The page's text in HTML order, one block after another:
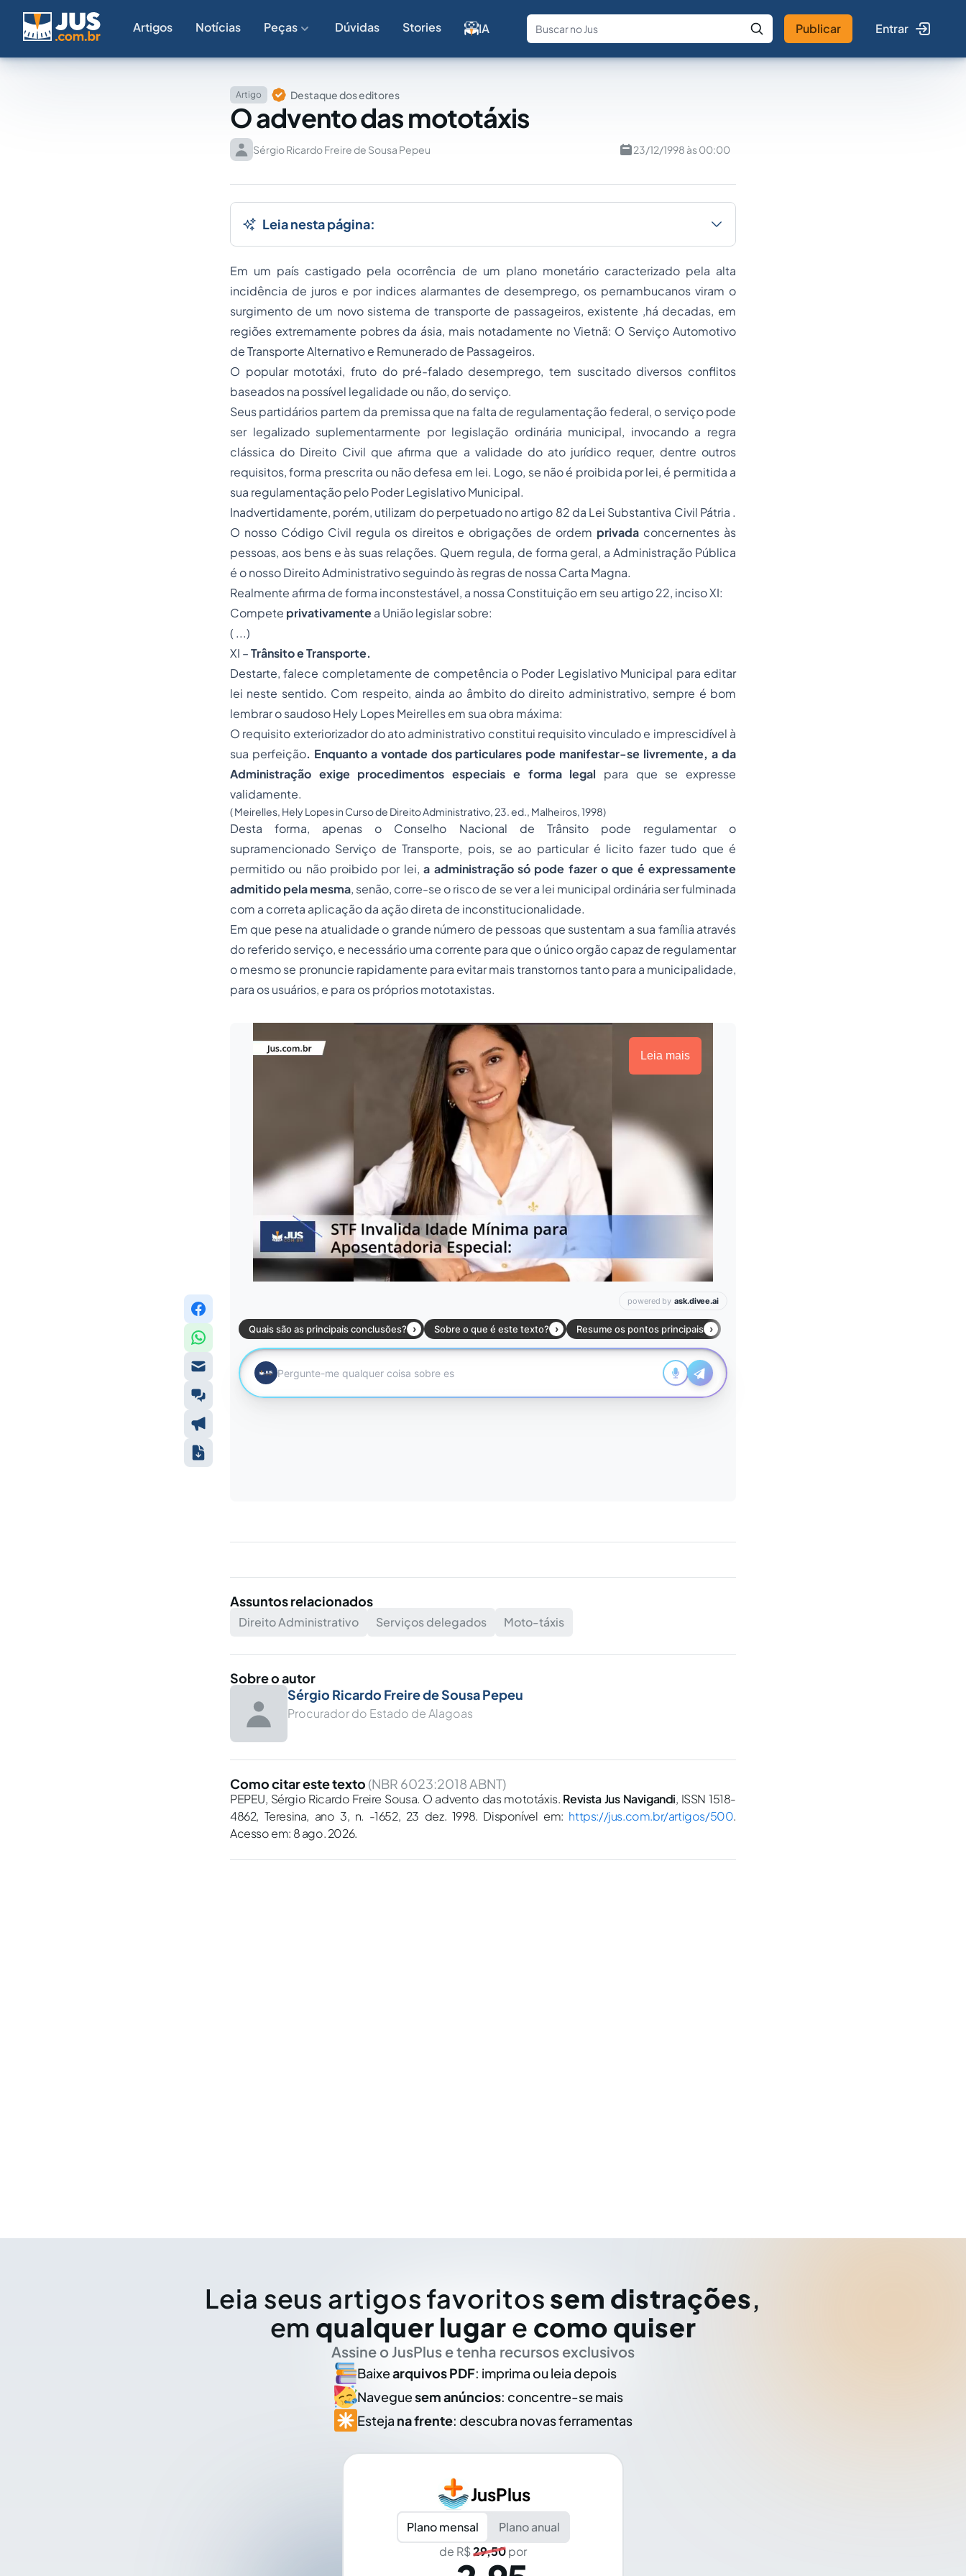
Artigos Notícias Peças Dúvidas Stories IA
Fale com a IA Buscar no Jus
Publicar Entrar
Artigo Destaque dos editores
O advento das mototáxis
Sérgio Ricardo Freire de Sousa Pepeu 23/12/1998 às 00:00
Leia nesta página:
Em um país castigado pela ocorrência de um plano monetário caracterizado pela alta
incidência de juros e por indices alarmantes de desemprego, os pernambucanos viram o
surgimento de um novosistema de transporte de passageiros, existente ,há decadas, em
regiões extremamente pobres da ásia, mais notadamente no Vietnã: O Serviço Automotivo
de Transporte Alternativo e Remunerado de Passageiros.
O popular mototáxi, fruto do pré-falado desemprego, tem suscitado diversos conflitos
baseados na possível legalidade ou não, do serviço.
Seus partidários partem da premissa que na falta de regulamentação federal, o serviço pode
ser legalizado suplementarmente por legislação ordinária municipal, invocando a regra
clássica do Direito Civil que afirma que a validade do ato jurídico requer, dentre outros
requisitos, forma prescrita ou não defesa em lei. Logo, se não é proibida por lei, é permitida a
sua regulamentação pelo Poder Legislativo Municipal.
Inadvertidamente, porém, utilizam do perpetuado no artigo 82 da Lei Substantiva Civil Pátria .
O nosso Código Civil regula os direitos e obrigações de ordem privada concernentes às
pessoas, aos bens e às suas relações. Quem regula, de forma geral, a Administração Pública
é o nosso Direito Administrativo seguindo às regras de nossa Carta Magna.
Realmente afirma de forma inconstestável, a nossa Constituição em seu artigo 22, inciso XI:
Compete privativamentea União legislar sobre:
( ...)
XI –Trânsito e Transporte.
Destarte, falece completamente de competência o Poder Legislativo Municipal para editar
lei neste sentido. Com respeito, ainda ao âmbito do direito administrativo, sempre é bom
lembrar o saudoso Hely Lopes Meirelles em sua obra máxima:
O requisito exteriorizador do ato administrativo constitui requisito vinculado e imprescidível à
sua perfeição. Enquanto a vontade dos particulares pode manifestar-se livremente, a da
Administração exige procedimentos especiais e forma legal para que se expresse
validamente.
( Meirelles, Hely Lopes in Curso de Direito Administrativo, 23. ed., Malheiros, 1998)
Desta forma, apenas o Conselho Nacional de Trânsito pode regulamentar o
supramencionado Serviço de Transporte, pois, se ao particular é licito fazer tudo que é
permitido ou não proibido por lei,a administração só pode fazer o que é expressamente
admitido pela mesma, senão, corre-se o risco de se ver a lei municipal ordinária ser fulminada
com a correta aplicação da ação direta de inconstitucionalidade.
Em que pese na atualidade o grande número de pessoas que sustentam a sua família através
do referido serviço, e necessário uma corrente para que o único orgão capaz de regulamentar
o mesmo se pronuncie rapidamente para evitar mais transtornos tanto para a municipalidade,
para os usuários, e para os próprios mototaxistas.
Leia mais
Assuntos relacionados
Direito Administrativo Serviços delegados Moto-táxis
Sobre o autor
Sérgio Ricardo Freire de Sousa Pepeu
Procurador do Estado de Alagoas
Como citar este texto (NBR 6023:2018 ABNT)
PEPEU, Sérgio Ricardo Freire Sousa. O advento das mototáxis. Revista Jus Navigandi, ISSN 1518-
4862, Teresina, ano 3, n. -1652, 23 dez. 1998. Disponível em: https://jus.com.br/artigos/500.
Acesso em: 8 ago. 2026.
Leia seus artigos favoritos sem distrações,
em qualquer lugar e como quiser
Assine o JusPlus e tenha recursos exclusivos
Baixearquivos PDF: imprima ou leia depois
Naveguesem anúncios: concentre-se mais
Esteja na frente: descubra novas ferramentas
JusPlus
Plano mensal
Plano anual
de R$29,50por